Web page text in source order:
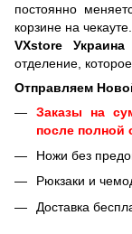
постоянно
корзине на
VXstore Украина
отделение,
Отправляем
Заказы на
после полной
Ножи без
Рюкзаки и
Доставка